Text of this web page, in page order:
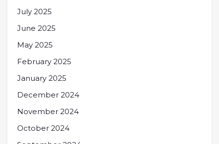
July 2025
June 2025
May 2025
February 2025
January 2025
December 2024
November 2024
October 2024